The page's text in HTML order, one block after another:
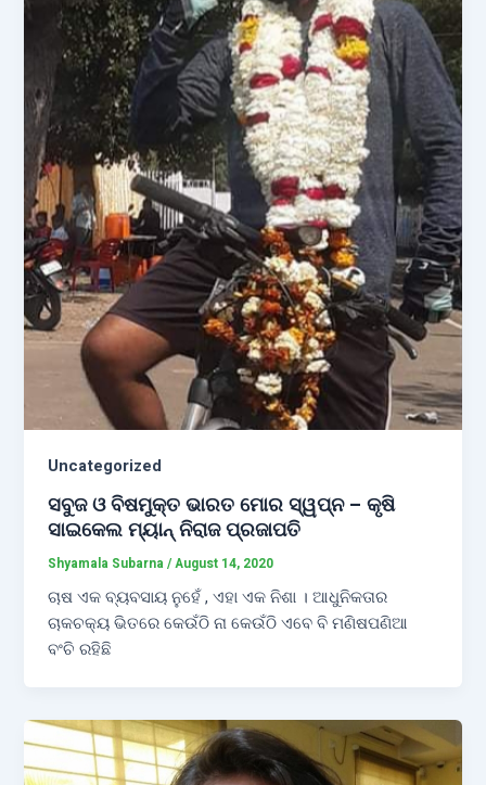
Uncategorized
ସବୁଜ ଓ ବିଷମୁକ୍ତ ଭାରତ ମୋର ସ୍ୱପ୍ନ – କୃଷି
ସାଇକେଲ ମ୍ୟାନ୍ ନିରାଜ ପ୍ରଜାପତି
Shyamala Subarna/August 14, 2020
ଚାଷ ଏକ ବ୍ୟବସାୟ ନୁହେଁ , ଏହା ଏକ ନିଶା । ଆଧୁନିକତାର
ଚାକଚକ୍ୟ ଭିତରେ କେଉଁଠି ନା କେଉଁଠି ଏବେ ବି ମଣିଷପଣିଆ
ବଂଚି ରହିଛି